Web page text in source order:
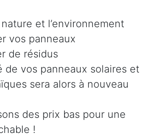
et l’environnement
vos panneaux
de résidus
de vos panneaux solaires et
sera alors à nouveau
des prix bas pour une
!